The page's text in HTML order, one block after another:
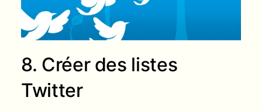
8. Créer des listes
Twitter